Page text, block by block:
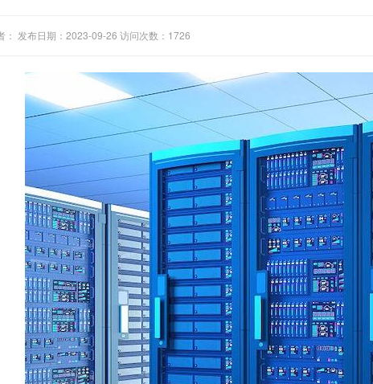
： 发布日期：2023-09-26 访问次数：1726